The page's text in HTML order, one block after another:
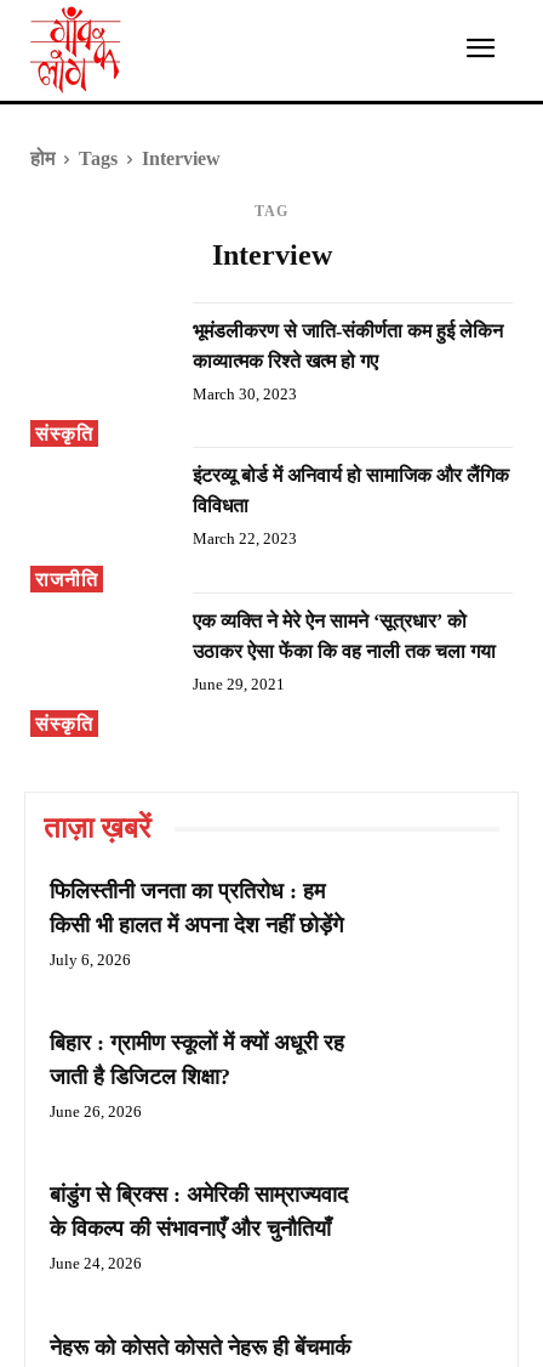
होम Tags Interview
TAG
Interview
संस्कृति
भूमंडलीकरण से जाति-संकीर्णता कम हुई लेकिन
काव्यात्मक रिश्ते खत्म हो गए
March 30, 2023
राजनीति
इंटरव्यू बोर्ड में अनिवार्य हो सामाजिक और लैंगिक
विविधता
March 22, 2023
संस्कृति
एक व्यक्ति ने मेरे ऐन सामने ‘सूत्रधार’ को
उठाकर ऐसा फेंका कि वह नाली तक चला गया
June 29, 2021
ताज़ा ख़बरें
फिलिस्तीनी जनता का प्रतिरोध : हम
किसी भी हालत में अपना देश नहीं छोड़ेंगे
July 6, 2026
बिहार : ग्रामीण स्कूलों में क्यों अधूरी रह
जाती है डिजिटल शिक्षा?
June 26, 2026
बांडुंग से ब्रिक्स : अमेरिकी साम्राज्यवाद
के विकल्प की संभावनाएँ और चुनौतियाँ
June 24, 2026
नेहरू को कोसते कोसते नेहरू ही बेंचमार्क